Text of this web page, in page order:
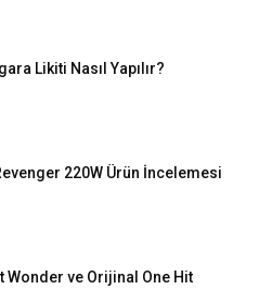
Likiti Nasıl Yapılır?
220W Ürün İncelemesi
Wonder ve Orijinal One Hit